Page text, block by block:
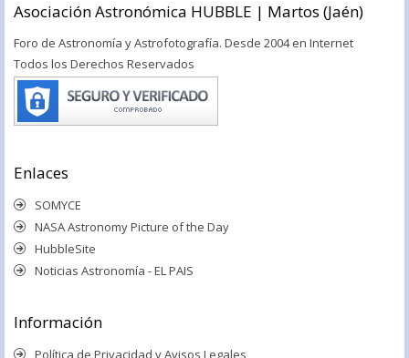
Asociación Astronómica HUBBLE | Martos (Jaén)
Foro de Astronomía y Astrofotografía. Desde 2004 en Internet
Todos los Derechos Reservados
Enlaces
SOMYCE
NASA Astronomy Picture of the Day
HubbleSite
Noticias Astronomía - EL PAIS
Información
Política de Privacidad y Avisos Legales